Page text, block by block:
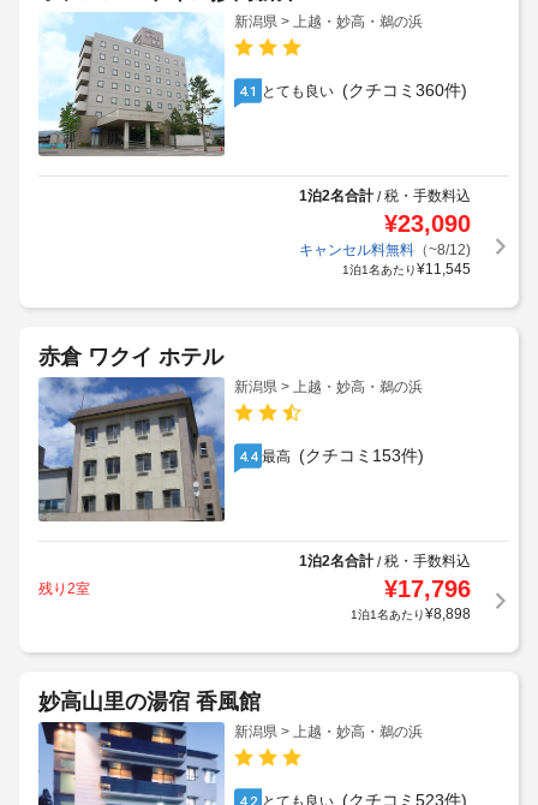
新潟県 > 上越・妙高・鵜の浜
4.1 とても良い (クチコミ360件)
1泊2名合計/税・手数料込
¥23,090
キャンセル料無料（~8/12)
1泊1名あたり¥11,545
赤倉 ワクイ ホテル
新潟県 > 上越・妙高・鵜の浜
4.4 最高 (クチコミ153件)
1泊2名合計/税・手数料込
残り2室
¥17,796
1泊1名あたり¥8,898
妙高山里の湯宿 香風館
新潟県 > 上越・妙高・鵜の浜
4.2 とても良い (クチコミ523件)